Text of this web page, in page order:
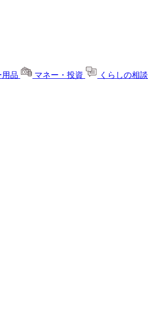
用品 マネー・投資 くらしの相談